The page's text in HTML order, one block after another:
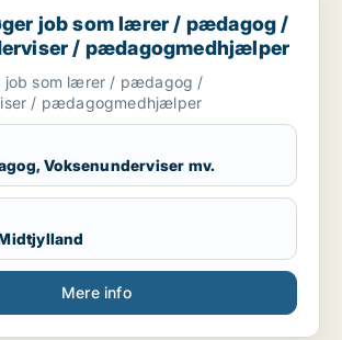
job som lærer / pædagog /
/ pædagogmedhjælper
job som lærer / pædagog /
/ pædagogmedhjælper
Voksenunderviser mv.
Mere info